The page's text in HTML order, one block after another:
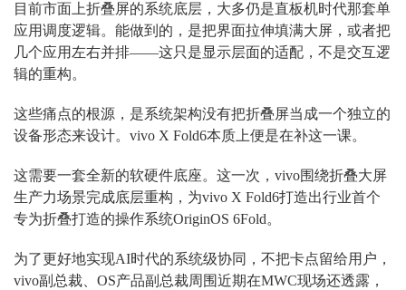
目前市面上折叠屏的系统底层，大多仍是直板机时代那套单
应用调度逻辑。能做到的，是把界面拉伸填满大屏，或者把
几个应用左右并排——这只是显示层面的适配，不是交互逻
辑的重构。
这些痛点的根源，是系统架构没有把折叠屏当成一个独立的
设备形态来设计。vivo X Fold6本质上便是在补这一课。
这需要一套全新的软硬件底座。这一次，vivo围绕折叠大屏
生产力场景完成底层重构，为vivo X Fold6打造出行业首个
专为折叠打造的操作系统OriginOS 6Fold。
为了更好地实现AI时代的系统级协同，不把卡点留给用户，
vivo副总裁、OS产品副总裁周围近期在MWC现场还透露，